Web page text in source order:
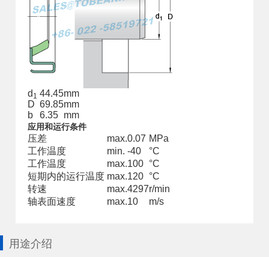
d 1 44.45mm
D 69.85mm
b
6.35 mm
应用和运行条件
压差 max.0.07 MPa
工作温度
min. -40
°C
工作温度
max.100 °C
短期内的运行温度 max.120 °C
转速
max.4297r/min
轴表面速度
max.10 m/s
用途介绍